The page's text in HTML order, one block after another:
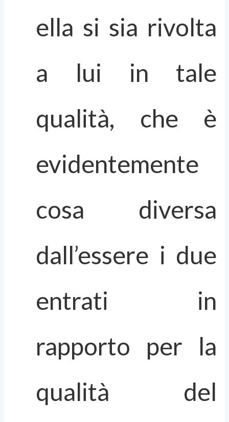
ella si sia rivolta
a lui in tale
qualità, che è
evidentemente
cosa diversa
dall’essere i due
entrati in
rapporto per la
qualità del